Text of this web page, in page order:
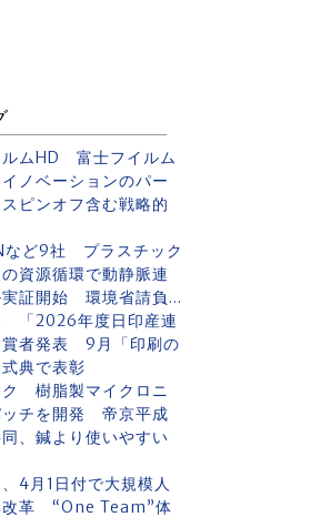
ルムHD 富士フイルム
ノベーションのパー
ピンオフ含む戦略的
など9社 プラスチック
資源循環で動静脈連
実証開始 環境省請負...
「2026年度日印産連
賞者発表 9月「印刷の
典で表彰
ク 樹脂製マイクロニ
ッチを開発 帝京平成
、鍼より使いやすい
4月1日付で大規模人
改革 “One Team”体